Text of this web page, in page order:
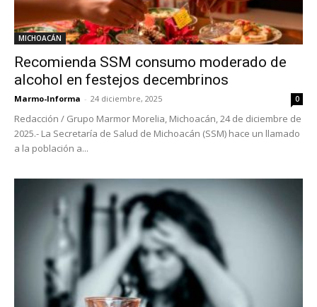
MICHOACÁN
Recomienda SSM consumo moderado de
alcohol en festejos decembrinos
Marmo-Informa - 24 diciembre, 2025 0
Redacción / Grupo Marmor Morelia, Michoacán, 24 de diciembre de
2025.- La Secretaría de Salud de Michoacán (SSM) hace un llamado
a la población a...